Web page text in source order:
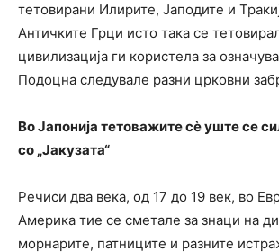
тетовирани Илирите, Јаподите и
Античките Грци исто така се
цивилизација ги користела за
Подоцна следувале разни црковни
Во Јапонија тетоважите сè уште се
со „Јакузата“
Речиси два века, од 17 до 19 век, во
Америка тие се сметале за знаци на
морнарите, патниците и разните